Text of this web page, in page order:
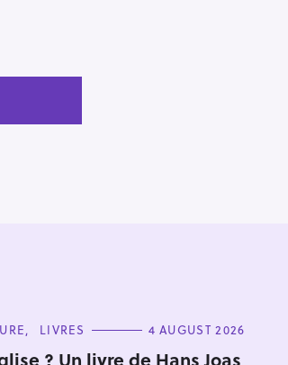
LIVRES 4 AUGUST 2026
? Un livre de Hans Joas